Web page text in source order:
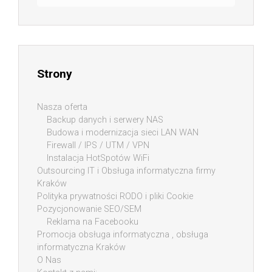
Strony
Nasza oferta
Backup danych i serwery NAS
Budowa i modernizacja sieci LAN WAN
Firewall / IPS / UTM / VPN
Instalacja HotSpotów WiFi
Outsourcing IT i Obsługa informatyczna firmy
Kraków
Polityka prywatności RODO i pliki Cookie
Pozycjonowanie SEO/SEM
Reklama na Facebooku
Promocja obsługa informatyczna , obsługa
informatyczna Kraków
O Nas